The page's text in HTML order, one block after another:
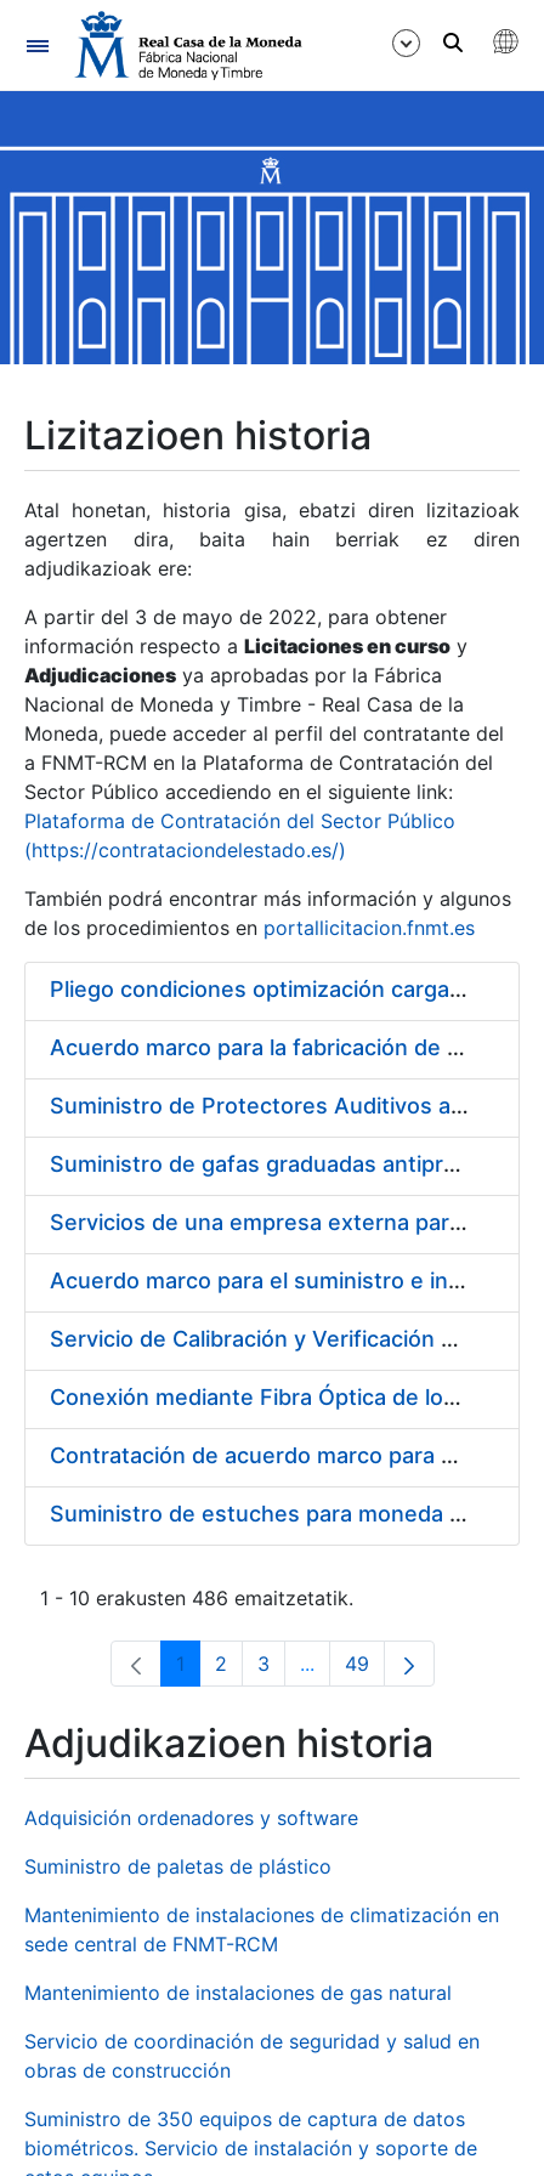
Nabigazioa
Erakutsi/Ezkutatu
Erakutsi/Ezkutatu
Erakutsi/Ezkutatu
Erakutsi/Ezkutatu
Erakutsi/Ezkutatu
Erakutsi/Ezkutatu
Erakutsi/Ezkutatu
Erakutsi/Ezkutatu
Lizitazioen historia
Atal honetan, historia gisa, ebatzi diren lizitazioak
agertzen dira, baita hain berriak ez diren
adjudikazioak ere:
A partir del 3 de mayo de 2022, para obtener
información respecto a Licitaciones en curso y
Adjudicaciones ya aprobadas por la Fábrica
Nacional de Moneda y Timbre - Real Casa de la
Moneda, puede acceder al perfil del contratante del
a FNMT-RCM en la Plataforma de Contratación del
Sector Público accediendo en el siguiente link:
Plataforma de Contratación del Sector Público
(https://contrataciondelestado.es/)
También podrá encontrar más información y algunos
de los procedimientos en portallicitacion.fnmt.es
Pliego condiciones optimización cargas compras firmado
Acuerdo marco para la fabricación de piezas
Suministro de Protectores Auditivos a medida para las personas trabajadoras de los Centros de Trabajo de Madrid y Burgos
Suministro de gafas graduadas antiproyecciones para los trabajadores de la FNMT-RCM en los centros de trabajo de Madrid y Burgos
Servicios de una empresa externa para el asesoramiento y resolución de los recursos de alzada que se presentan relacionados con procesos de selección para la FNMT-RCM
Acuerdo marco para el suministro e instalación de persianas, estores y otros complementos
Servicio de Calibración y Verificación Externa de los Equipos de Medición del Servicio de Prevención de la FNMT-RCM
Conexión mediante Fibra Óptica de los Centros de Proceso de Datos (CPDs) de las sedes de la FNMT-RCM de Burgos y Madrid
Contratación de acuerdo marco para el Suministro de Material de Electricidad para la Fábrica Nacional de Moneda y Timbre-Real Casa de la Moneda en su centro de trabajo de Burgos
Suministro de estuches para moneda de 30 €
1 - 10 erakusten 486 emaitzetatik.
Orrialdea
1 Orrialdea
2 Orrialdea
3 ...Intermediate Pages Use
Orrialdea
49
Adjudikazioen historia
Adquisición ordenadores y software
Suministro de paletas de plástico
Mantenimiento de instalaciones de climatización en
sede central de FNMT-RCM
Mantenimiento de instalaciones de gas natural
Servicio de coordinación de seguridad y salud en
obras de construcción
Suministro de 350 equipos de captura de datos
biométricos. Servicio de instalación y soporte de